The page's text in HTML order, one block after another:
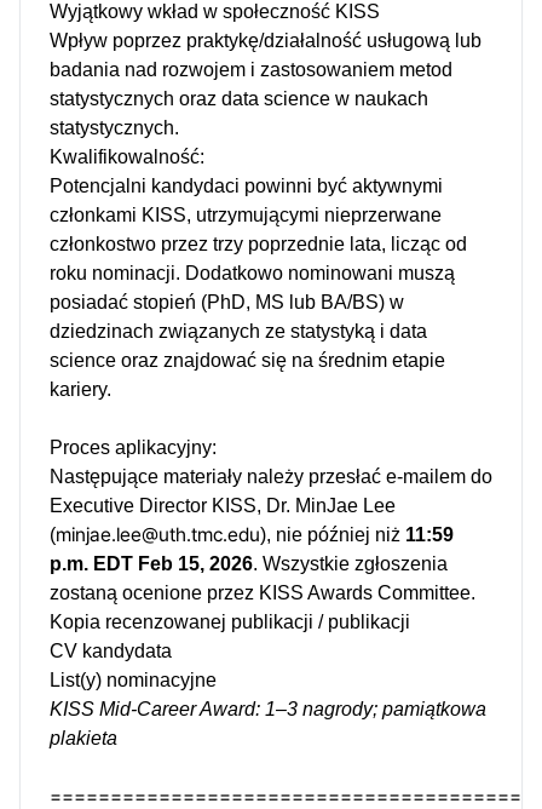
Wyjątkowy wkład w społeczność KISS
Wpływ poprzez praktykę/działalność usługową lub
badania nad rozwojem i zastosowaniem metod
statystycznych oraz data science w naukach
statystycznych.
Kwalifikowalność:
Potencjalni kandydaci powinni być aktywnymi
członkami KISS, utrzymującymi nieprzerwane
członkostwo przez trzy poprzednie lata, licząc od
roku nominacji. Dodatkowo nominowani muszą
posiadać stopień (PhD, MS lub BA/BS) w
dziedzinach związanych ze statystyką i data
science oraz znajdować się na średnim etapie
kariery.
Proces aplikacyjny:
Następujące materiały należy przesłać e-mailem do
Executive Director KISS, Dr. MinJae Lee
(minjae.lee@uth.tmc.edu), nie później niż 11:59
p.m. EDT Feb 15, 2026. Wszystkie zgłoszenia
zostaną ocenione przez KISS Awards Committee.
Kopia recenzowanej publikacji / publikacji
CV kandydata
List(y) nominacyjne
KISS Mid-Career Award: 1–3 nagrody; pamiątkowa
plakieta